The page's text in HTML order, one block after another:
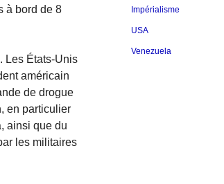
à bord de 8
Les États-Unis
américain
de drogue
en particulier
ainsi que du
les militaires
Impérialisme
USA
Venezuela